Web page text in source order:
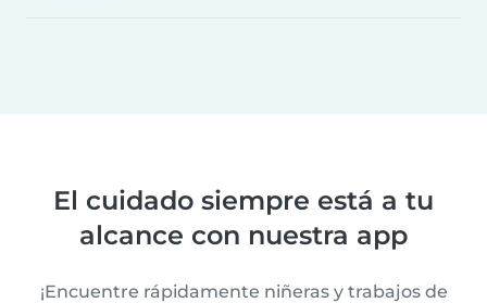
El cuidado siempre está a tu
alcance con nuestra app
¡Encuentre rápidamente niñeras y trabajos de